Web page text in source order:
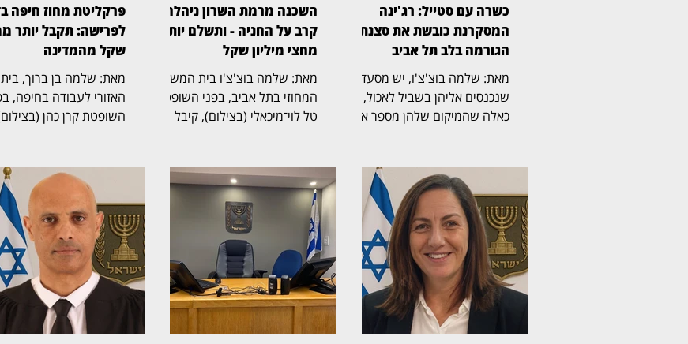
כשרה עם סטייל: רג'ינה
המסקרנת כובשת את סצנת
הגורמה בלב תל אביב
מאת: שלמה בוצ'צ'ו, יש מסעדות
שנכנסים אליהן בשביל לאכול, ויש
כאלה שהמיקום שלהן מספר את
כשרה וגינת אירועים במבנה 10
במתחם התחנה שבנווה צדק,
משלבת מבנה היסטורי, גינה
רחבת ידיים, קרבה לים ומטבח
בשרי הנשען על חומרי גלם, אש
וטכניקת צלייה מדויקת. ריקי,
מנהלת המסעדה, קיבלה את
פנינו בחיוך, ומהר התברר שהיא זו
שמנצחת על התזמורת של רג'ינה
השכנה מרמת השרון ניהלה
קרב על החניה - ותשלם יותר
מחצי מיליון שקל
מאת: שלמה בוצ'צ'ו בית המשפט
המחוזי בתל אביב, בפני השופטת
טל לוי־מיכאלי (בצילום), קיבל
הדין נקבע כי החניה שבמחלוקת
שייכת לבעלי הדירה שתבעו,
ובעלת דירה אחרת בבניין חויבה
בהוצאות חריגות בסכום כולל של
525 אלף שקל. דן ואילנה
בודובסקי רכשו דירה בבניין ברחוב
ביאליק 22 ברמת השרון, שלה
הוצמדה חניה. אלא שבעת רישום
הזכויות בלשכת רישום המקרקעין
פרקליטת מחוז חיפה
לפרישה: תקבל יותר
שקל מהמדינה
מאת: שלמה
האזורי לעבודה בחיפה,
השופטת קרן כהן
התפקידים הבכירים
המדינה, ובמחלוקת על
הפרישה, השכר והזכויות
הפנסיוניות עם סיום
ההליך הסתיים בהסכמות
הצדדים, שקיבלו תוקף
החלטה. איילה פיילס־שרון,
שכיהנה כפרקליטת מחוז
הגישה את התביעה נגד